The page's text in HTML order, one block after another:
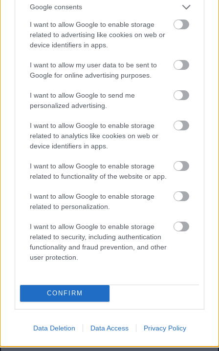
Google consents
I want to allow Google to enable storage
related to advertising like cookies on web or
device identifiers in apps.
I want to allow my user data to be sent to
Google for online advertising purposes.
I want to allow Google to send me
personalized advertising.
I want to allow Google to enable storage
related to analytics like cookies on web or
device identifiers in apps.
I want to allow Google to enable storage
related to functionality of the website or app.
I want to allow Google to enable storage
related to personalization.
I want to allow Google to enable storage
related to security, including authentication
functionality and fraud prevention, and other
user protection.
CONFIRM
Data Deletion Data Access Privacy Policy
Kuukausi 3 Kuukautta Vuosittain
Starter
10 LASKUA VUODESSA
Tienaa lisää suosittelemalla
0,00 €
Laskutus
Maksumuistutukset ja hyvityslaskut
Myynnin raportointi